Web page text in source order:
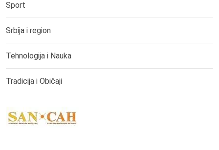
Sport
Srbija i region
Tehnologija i Nauka
Tradicija i Običaji